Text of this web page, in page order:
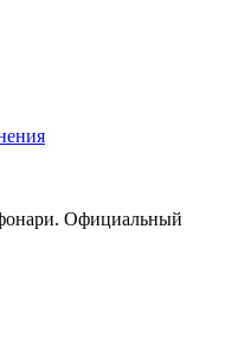
Официальный